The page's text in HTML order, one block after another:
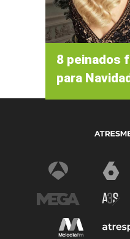
8 peinados
para